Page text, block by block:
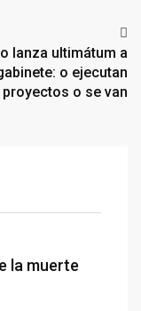
lanza ultimátum a
o ejecutan
proyectos o se van
la muerte